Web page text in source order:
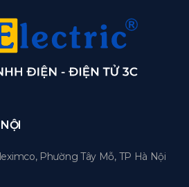
Phường Tây Mỗ, TP Hà Nội